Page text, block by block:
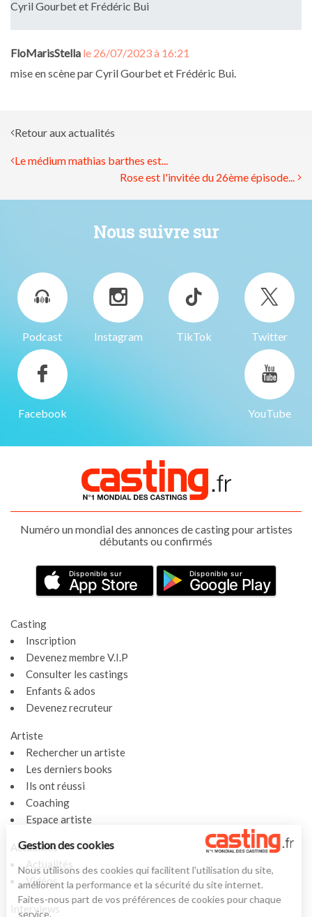
Cyril Gourbet et Frédéric Bui
FloMarisStella le 26/07/2023 à 16:21
mise en scène par Cyril Gourbet et Frédéric Bui.
Retour aux actualités
Le médium mathias barthes est...
Rose est l'invitée du 26ème épisode...
Nous suivre sur
Podcast Instagram TikTok Twitter
Facebook YouTube
Numéro un mondial des annonces de casting pour artistes
débutants ou confirmés
Disponible sur
App Store
Disponible sur
Google Play
Casting
Inscription
Devenez membre V.I.P
Consulter les castings
Enfants & ados
Devenez recruteur
Artiste
Rechercher un artiste
Les derniers books
Ils ont réussi
Coaching
Espace artiste
Actualités
Actualités
Vidéos
Interviews
Gestion des cookies
Nous utilisons des cookies qui facilitent l'utilisation du site,
améliorent la performance et la sécurité du site internet.
Faites-nous part de vos préférences de cookies pour chaque
service.